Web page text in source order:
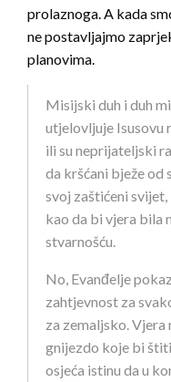
prolaznoga. A kada
ne postavljajmo
planovima.
Misijski duh i duh
utjelovljuje Isusovu
ili su neprijateljski
da kršćani bježe
svoj zaštićeni
kao da bi vjera bila
stvarnošću.
No, Evanđelje
zahtjevnost za
za zemaljsko.
gnijezdo koje bi
osjeća istinu da u